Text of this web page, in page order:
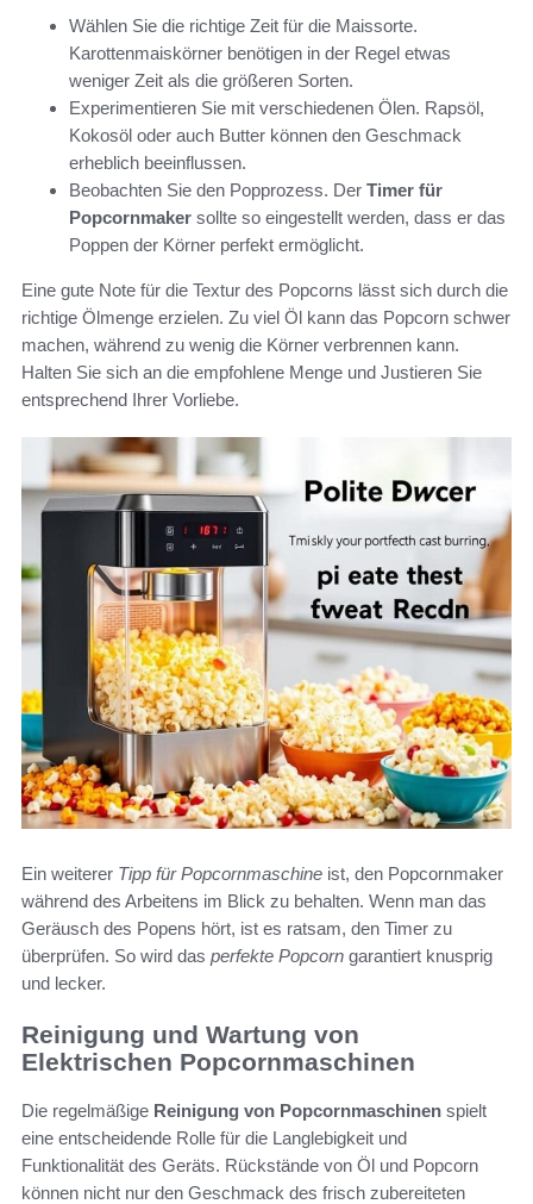
Wählen Sie die richtige Zeit für die Maissorte.
Karottenmaiskörner benötigen in der Regel etwas
weniger Zeit als die größeren Sorten.
Experimentieren Sie mit verschiedenen Ölen. Rapsöl,
Kokosöl oder auch Butter können den Geschmack
erheblich beeinflussen.
Beobachten Sie den Popprozess. Der Timer für
Popcornmaker sollte so eingestellt werden, dass er das
Poppen der Körner perfekt ermöglicht.
Eine gute Note für die Textur des Popcorns lässt sich durch die
richtige Ölmenge erzielen. Zu viel Öl kann das Popcorn schwer
machen, während zu wenig die Körner verbrennen kann.
Halten Sie sich an die empfohlene Menge und Justieren Sie
entsprechend Ihrer Vorliebe.
Ein weiterer Tipp für Popcornmaschine ist, den Popcornmaker
während des Arbeitens im Blick zu behalten. Wenn man das
Geräusch des Popens hört, ist es ratsam, den Timer zu
überprüfen. So wird das perfekte Popcorn garantiert knusprig
und lecker.
Reinigung und Wartung von
Elektrischen Popcornmaschinen
Die regelmäßige Reinigung von Popcornmaschinen spielt
eine entscheidende Rolle für die Langlebigkeit und
Funktionalität des Geräts. Rückstände von Öl und Popcorn
können nicht nur den Geschmack des frisch zubereiteten